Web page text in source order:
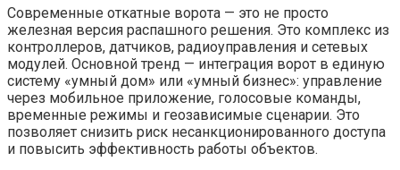
Современные откатные ворота — это не просто
железная версия распашного решения. Это комплекс из
контроллеров, датчиков, радиоуправления и сетевых
модулей. Основной тренд — интеграция ворот в единую
систему «умный дом» или «умный бизнес»: управление
через мобильное приложение, голосовые команды,
временные режимы и геозависимые сценарии. Это
позволяет снизить риск несанкционированного доступа
и повысить эффективность работы объектов.